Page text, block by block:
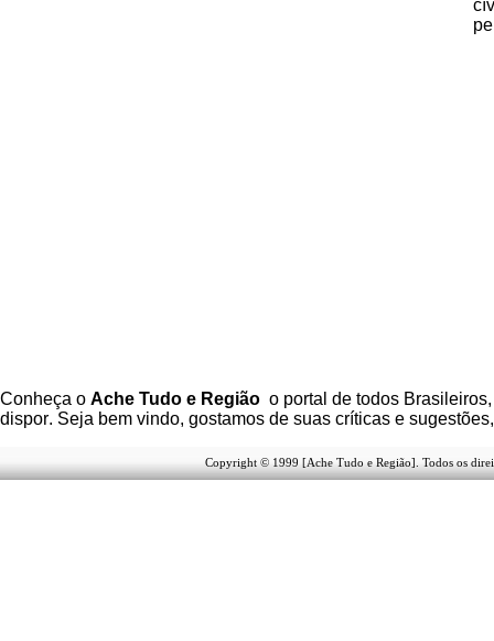
Conheça o Ache Tudo e Região o portal de todos Brasileiros
dispor. Seja bem vindo, gostamos de suas críticas e
Copyright © 1999 [Ache Tudo e Região]. Todos os